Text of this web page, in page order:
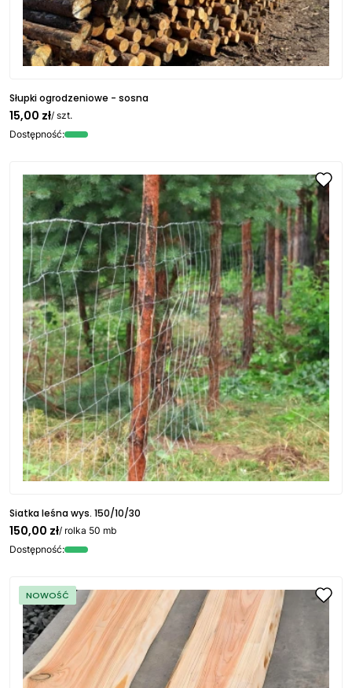
Słupki ogrodzeniowe - sosna
15,00 zł/ szt.
Dostępność:
Siatka leśna wys. 150/10/30
150,00 zł/ rolka 50 mb
Dostępność:
NOWOŚĆ